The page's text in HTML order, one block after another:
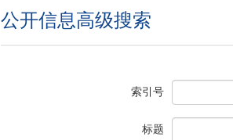
公开信息高级搜索
索引号
标题